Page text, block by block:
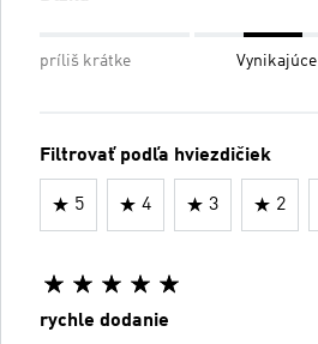
príliš krátke Vynikajúce
Filtrovať podľa hviezdičiek
5 4 3 2
rychle dodanie